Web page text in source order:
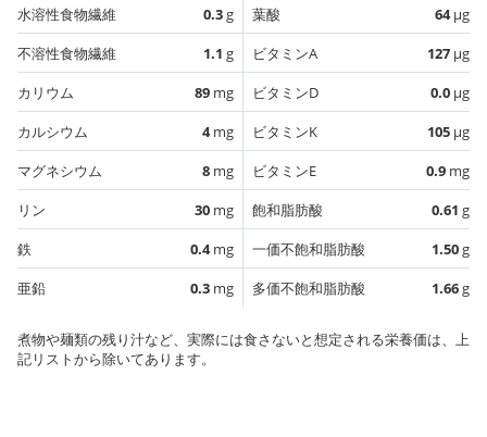
水溶性食物繊維
0.3g
不溶性食物繊維
1.1 g
カリウム
89 mg
カルシウム
4mg
マグネシウム
8 mg
リン
30 mg
鉄
0.4mg
亜鉛
0.3 mg
葉酸
64µg
ビタミンA
127 µg
ビタミンD
0.0 µg
ビタミンK
105 µg
ビタミンE
0.9 mg
飽和脂肪酸
0.61 g
一価不飽和脂肪酸
1.50g
多価不飽和脂肪酸
1.66g
煮物や麺類の残り汁など、実際には食さないと想定される栄養価は、上
記リストから除いてあります。